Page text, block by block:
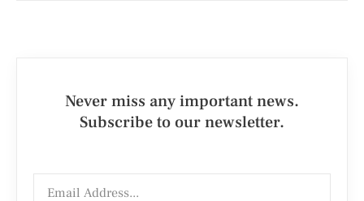
Never miss any important news.
Subscribe to our newsletter.